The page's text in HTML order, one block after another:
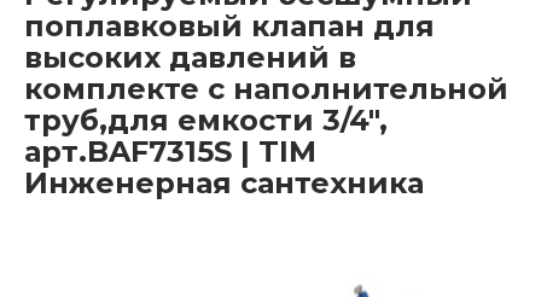
поплавковый клапан для
высоких давлений в
комплекте с наполнительной
труб,для емкости 3/4",
арт.BAF7315S | TIM
Инженерная сантехника